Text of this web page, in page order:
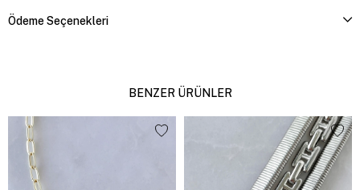
Ödeme Seçenekleri
BENZER ÜRÜNLER